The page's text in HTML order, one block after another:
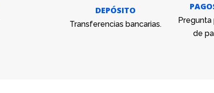
DEPÓSITO
Transferencias bancarias.
Pregunta
de